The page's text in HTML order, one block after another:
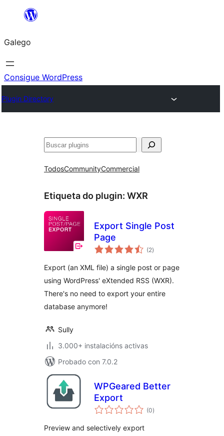
Saltar
contido
Galego
Consigue WordPress
Plugin Directory
Buscar
TodosCommunityCommercial
Etiqueta do plugin: WXR
Export Single Post
Page
(2valoracións
totais
)
Export (an XML file) a single post or page
using WordPress' eXtended RSS (WXR).
There's no need to export your entire
database anymore!
Sully
3.000+ instalacións activas
Probado con 7.0.2
WPGeared Better
Export
(0valoracións
totais
)
Preview and selectively export